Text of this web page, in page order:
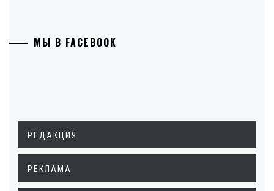
МЫ В FACEBOOK
РЕДАКЦИЯ
РЕКЛАМА